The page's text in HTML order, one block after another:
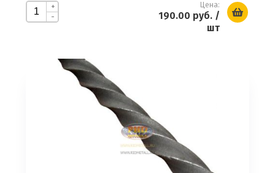
+
-
Цена:
190.00 руб./
шт